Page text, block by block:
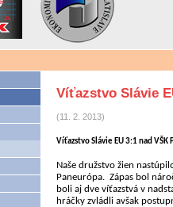
Víťazstvo Slávie
(11. 2. 2013)
Víťazstvo Slávie EU 3:1 nad
Naše družstvo žien
Paneurópa. Zápas bol
boli aj dve víťazstvá v
hráčky zvládli avšak